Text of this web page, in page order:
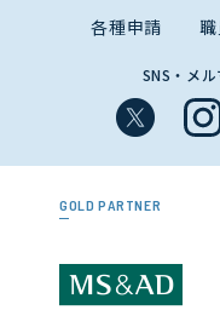
各種申請
SNS・メ
GOLD PARTNER